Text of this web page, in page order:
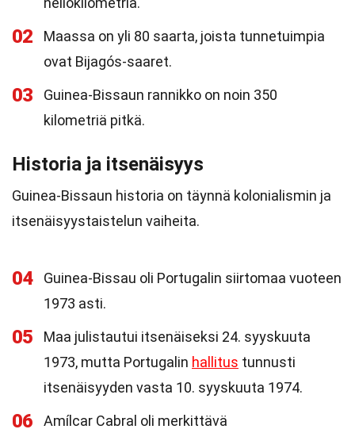
02
Maassa on yli 80 saarta, joista tunnetuimpia
ovat Bijagós-saaret.
03
Guinea-Bissaun rannikko on noin 350
kilometriä pitkä.
Historia ja itsenäisyys
Guinea-Bissaun historia on täynnä kolonialismin ja
itsenäisyystaistelun vaiheita.
04
Guinea-Bissau oli Portugalin siirtomaa vuoteen
1973 asti.
05
Maa julistautui itsenäiseksi 24. syyskuuta
1973, mutta Portugalin hallitus tunnusti
itsenäisyyden vasta 10. syyskuuta 1974.
06
Amílcar Cabral oli merkittävä